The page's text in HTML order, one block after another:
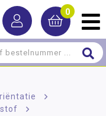
0
>
>